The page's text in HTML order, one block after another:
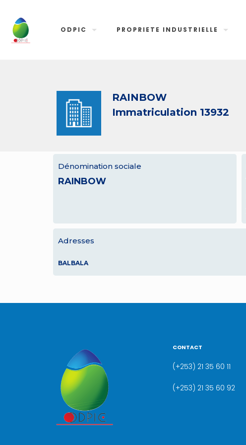
ODPIC PROPRIETE INDUSTRIELLE
RAINBOW
Immatriculation 13932
Dénomination sociale
RAINBOW
Adresses
BALBALA
CONTACT
(+253) 21 35 60 11
(+253) 21 35 60 92